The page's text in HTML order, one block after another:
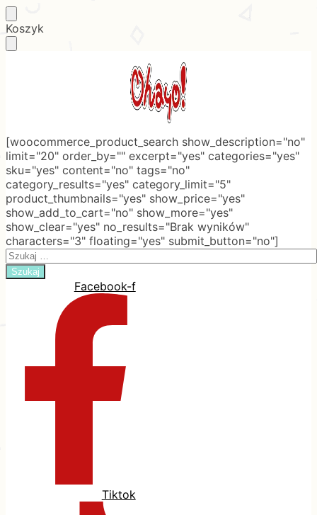
Skip
to
Skip
to
Koszyk
[woocommerce_product_search show_description="no"
limit="20" order_by="" excerpt="yes" categories="yes"
sku="yes" content="no" tags="no"
category_results="yes" category_limit="5"
product_thumbnails="yes" show_price="yes"
show_add_to_cart="no" show_more="yes"
show_clear="yes" no_results="Brak wyników"
characters="3" floating="yes" submit_button="no"]
Search
for:
Facebook-f
Tiktok